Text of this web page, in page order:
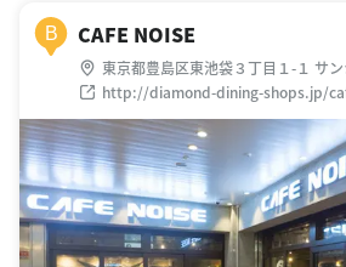
B CAFE NOISE
東京都豊島区東池袋３丁目１-１ サ
アルパB1F
http://diamond-dining-shops.jp/